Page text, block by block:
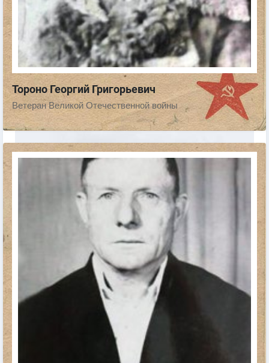
Тороно Георгий Григорьевич
Ветеран Великой Отечественной войны